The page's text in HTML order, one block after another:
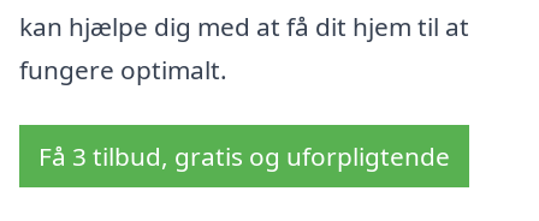
kan hjælpe dig med at få dit hjem til at
fungere optimalt.
Få 3 tilbud, gratis og uforpligtende